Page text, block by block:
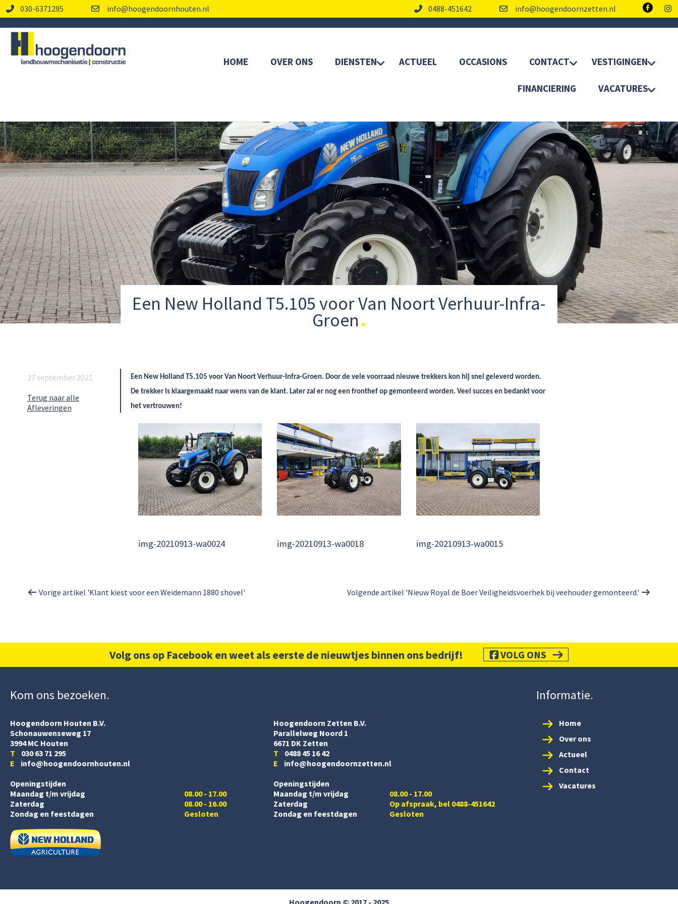
030-6371295 info@hoogendoornhouten.nl 0488-451642 info@hoogendoornzetten.nl
HOME OVER ONS DIENSTEN ACTUEEL OCCASIONS CONTACT VESTIGINGEN
FINANCIERING VACATURES
Een New Holland T5.105 voor Van Noort Verhuur-Infra-
Groen
27 september 2021
Terug naar alle
Afleveringen
Een New Holland T5.105 voor Van Noort Verhuur-Infra-Groen. Door de vele voorraad nieuwe trekkers kon hij snel geleverd worden.
De trekker is klaargemaakt naar wens van de klant. Later zal er nog een fronthef op gemonteerd worden. Veel succes en bedankt voor
het vertrouwen!
img-20210913-wa0024 img-20210913-wa0018 img-20210913-wa0015
Volgende artikel 'Nieuw Royal de Boer Veiligheidsvoerhek bij veehouder gemonteerd.'
Vorige artikel 'Klant kiest voor een Weidemann 1880 shovel'
Volg ons op Facebook en weet als eerste de nieuwtjes binnen ons bedrijf! VOLG ONS
Kom ons bezoeken
Hoogendoorn Houten B.V.
Schonauwenseweg 17
3994 MC Houten
T 030 63 71 295
E info@hoogendoornhouten.nl
Openingstijden
Maandag t/m vrijdag
Zaterdag
08.00 - 17.00
08.00 - 16.00
Zondag en feestdagen
Gesloten
Hoogendoorn Zetten B.V.
Parallelweg Noord 1
6671 DK Zetten
T 0488 45 16 42
E info@hoogendoornzetten.nl
Openingstijden
Maandag t/m vrijdag
08.00 - 17.00
Zaterdag
Op afspraak, bel 0488-451642
Zondag en feestdagen
Gesloten
Informatie
Home
Over ons
Actueel
Contact
Vacatures